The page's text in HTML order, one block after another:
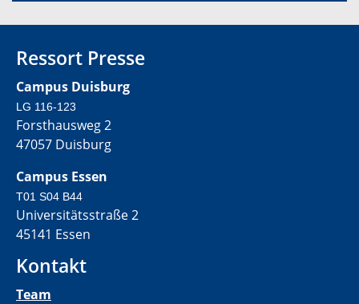
Ressort Presse
Campus Duisburg
LG 116-123
Forsthausweg 2
47057 Duisburg
Campus Essen
T01 S04 B44
Universitätsstraße 2
45141 Essen
Kontakt
Team